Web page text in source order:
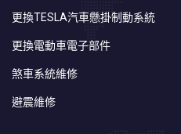
更換TESLA汽車懸掛制動系統
更換電動車電子部件
煞車系統維修
避震維修